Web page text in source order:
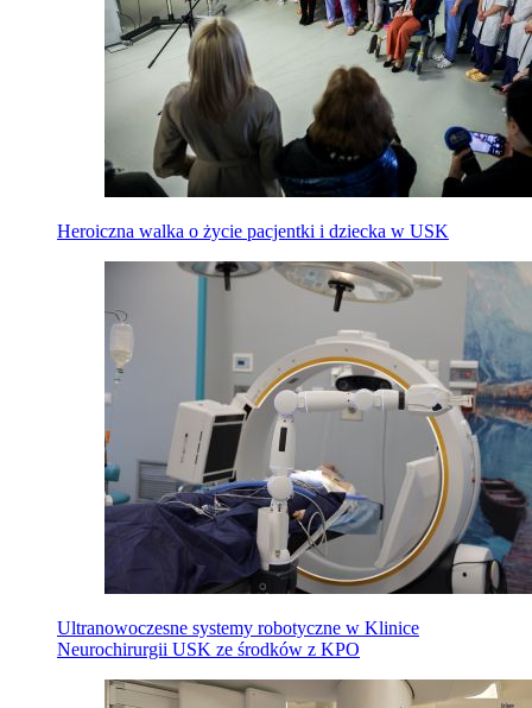
Heroiczna walka o życie pacjentki i dziecka w USK
Ultranowoczesne systemy robotyczne w Klinice
Neurochirurgii USK ze środków z KPO